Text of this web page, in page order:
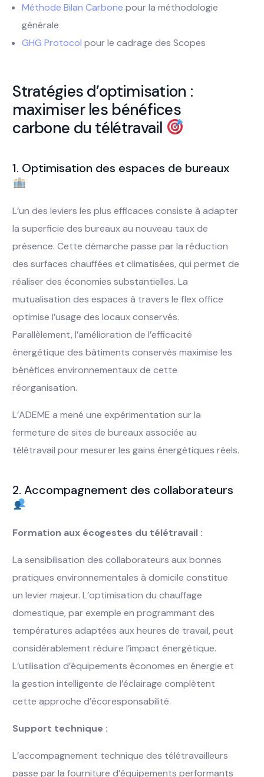
Méthode Bilan Carbone pour la méthodologie
générale
GHG Protocol pour le cadrage des Scopes
Stratégies d’optimisation :
maximiser les bénéfices
carbone du télétravail
1. Optimisation des espaces de bureaux
L’un des leviers les plus efficaces consiste à adapter
la superficie des bureaux au nouveau taux de
présence. Cette démarche passe par la réduction
des surfaces chauffées et climatisées, qui permet de
réaliser des économies substantielles. La
mutualisation des espaces à travers le flex office
optimise l’usage des locaux conservés.
Parallèlement, l’amélioration de l’efficacité
énergétique des bâtiments conservés maximise les
bénéfices environnementaux de cette
réorganisation.
L’ADEME a mené une expérimentation sur la
fermeture de sites de bureaux associée au
télétravail pour mesurer les gains énergétiques réels.
2. Accompagnement des collaborateurs
Formation aux écogestes du télétravail :
La sensibilisation des collaborateurs aux bonnes
pratiques environnementales à domicile constitue
un levier majeur. L’optimisation du chauffage
domestique, par exemple en programmant des
températures adaptées aux heures de travail, peut
considérablement réduire l’impact énergétique.
L’utilisation d’équipements économes en énergie et
la gestion intelligente de l’éclairage complètent
cette approche d’écoresponsabilité.
Support technique :
L’accompagnement technique des télétravailleurs
passe par la fourniture d’équipements performants